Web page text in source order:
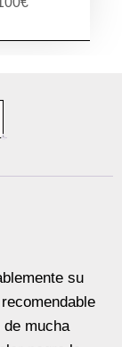
su
mucha